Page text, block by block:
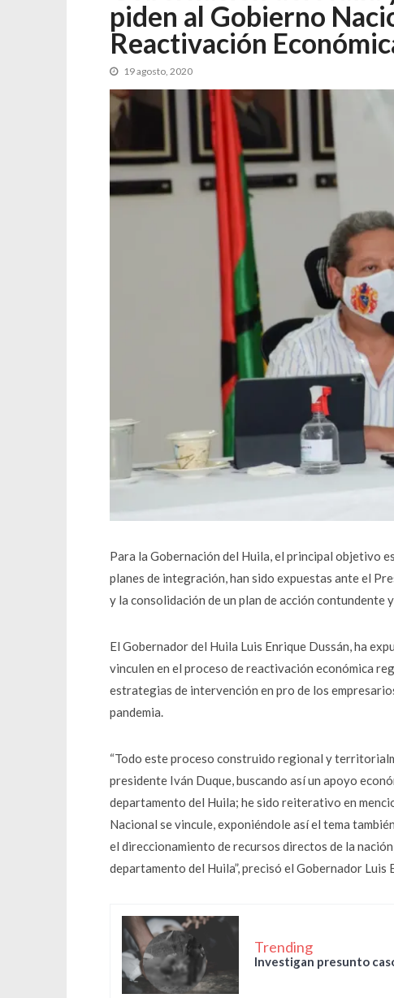
piden al Gobierno
Reactivación
19 agosto, 2020
Para la Gobernación del Huila, el principal objetivo
planes de integración, han sido expuestas ante el
y la consolidación de un plan de acción contundente
El Gobernador del Huila Luis Enrique Dussán, ha
vinculen en el proceso de reactivación económica
estrategias de intervención en pro de los
pandemia.
“Todo este proceso construido regional y
presidente Iván Duque, buscando así un apoyo
departamento del Huila; he sido reiterativo en
Nacional se vincule, exponiéndole así el tema
el direccionamiento de recursos directos de la
departamento del Huila”, precisó el Gobernador Luis
Trending
Investigan presunto